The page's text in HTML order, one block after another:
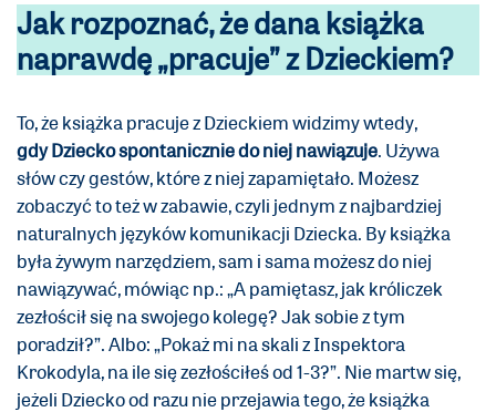
Jak rozpoznać, że dana książka
naprawdę „pracuje” z Dzieckiem?
To, że książka pracuje z Dzieckiem widzimy wtedy,
gdy Dzieckospontanicznie do niej nawiązuje. Używa
słów czy gestów, które z niej zapamiętało. Możesz
zobaczyć to też w zabawie, czyli jednym z najbardziej
naturalnych języków komunikacji Dziecka. By książka
była żywym narzędziem, sam i sama możesz do niej
nawiązywać, mówiąc np.: „A pamiętasz, jak króliczek
zezłościł się na swojego kolegę? Jak sobie z tym
poradził?”. Albo: „Pokaż mi na skali z Inspektora
Krokodyla, na ile się zezłościłeś od 1-3?”. Nie martw się,
jeżeli Dziecko od razu nie przejawia tego, że książka